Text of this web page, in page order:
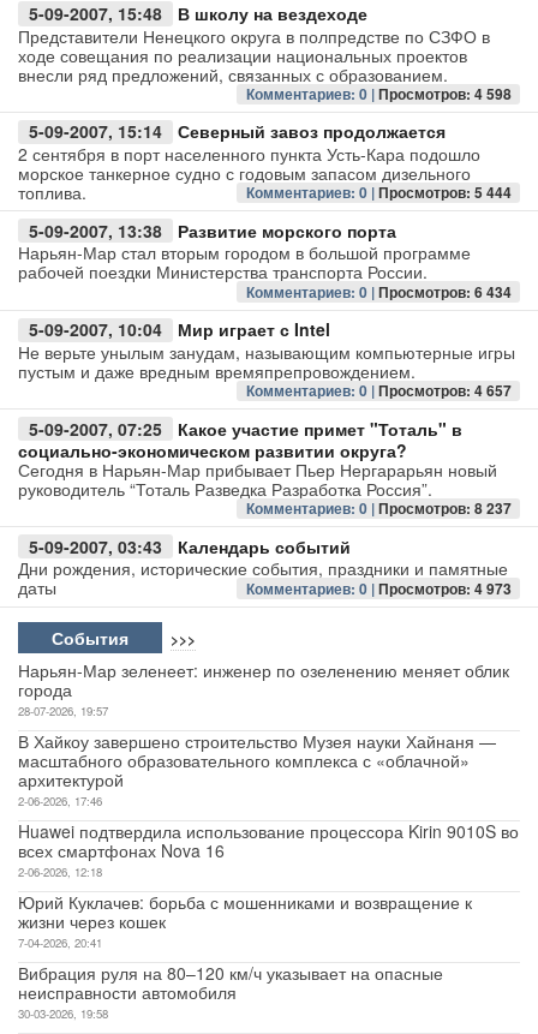
Культура
Медиа
Авто
Спорт
Контакты
5-09-2007, 15:48
В школу на вездеходе
Представители Ненецкого округа в полпредстве по СЗФО в
ходе совещания по реализации национальных проектов
внесли ряд предложений, связанных с образованием.
Комментариев: 0 |Просмотров: 4 598
5-09-2007, 15:14
Северный завоз продолжается
2 сентября в порт населенного пункта Усть-Кара подошло
морское танкерное судно с годовым запасом дизельного
топлива.
Комментариев: 0 |Просмотров: 5 444
5-09-2007, 13:38
Развитие морского порта
Нарьян-Мар стал вторым городом в большой программе
рабочей поездки Министерства транспорта России.
Комментариев: 0 |Просмотров: 6 434
5-09-2007, 10:04
Мир играет с Intel
Не верьте унылым занудам, называющим компьютерные игры
пустым и даже вредным времяпрепровождением.
Комментариев: 0 |Просмотров: 4 657
5-09-2007, 07:25
Какое участие примет "Тоталь" в
социально-экономическом развитии округа?
Сегодня в Нарьян-Мар прибывает Пьер Нергарарьян новый
руководитель “Тоталь Разведка Разработка Россия”.
Комментариев: 0 |Просмотров: 8 237
5-09-2007, 03:43
Календарь событий
Дни рождения, исторические события, праздники и памятные
даты
Комментариев: 0 |Просмотров: 4 973
События >>>
Нарьян-Мар зеленеет: инженер по озеленению меняет облик
города
28-07-2026, 19:57
В Хайкоу завершено строительство Музея науки Хайнаня —
масштабного образовательного комплекса с «облачной»
архитектурой
2-06-2026, 17:46
Huawei подтвердила использование процессора Kirin 9010S во
всех смартфонах Nova 16
2-06-2026, 12:18
Юрий Куклачев: борьба с мошенниками и возвращение к
жизни через кошек
7-04-2026, 20:41
Вибрация руля на 80–120 км/ч указывает на опасные
неисправности автомобиля
30-03-2026, 19:58